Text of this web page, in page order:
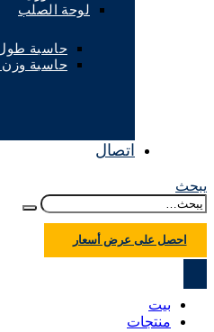
لوحة الصلب
حاسبة
حاسبة
اتصال
يبحث
احصل على عرض أسعار
بيت
منتجات